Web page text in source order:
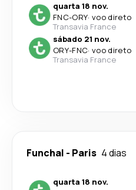
quarta 18 nov.
FNC-ORY· voo direto
Transavia France
sábado 21 nov.
ORY-FNC· voo direto
Transavia France
Funchal - Paris 4 dias
quarta 18 nov.